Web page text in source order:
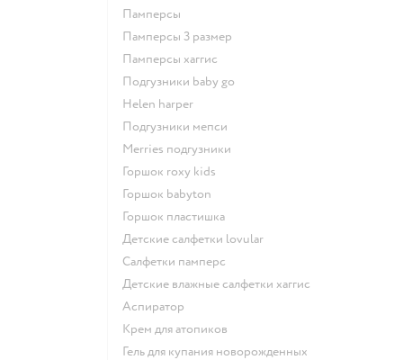
памперсы
памперсы 3 размер
памперсы хаггис
подгузники baby go
helen harper
подгузники мепси
merries подгузники
горшок roxy kids
горшок babyton
горшок пластишка
детские салфетки lovular
салфетки памперс
детские влажные салфетки хаггис
аспиратор
крем для атопиков
гель для купания новорожденных